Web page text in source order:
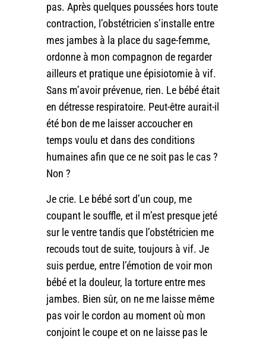
pas. Après quelques poussées hors toute
contraction, l’obstétricien s’installe entre
mes jambes à la place du sage-femme,
ordonne à mon compagnon de regarder
ailleurs et pratique une épisiotomie à vif.
Sans m’avoir prévenue, rien. Le bébé était
en détresse respiratoire. Peut-être aurait-il
été bon de me laisser accoucher en
temps voulu et dans des conditions
humaines afin que ce ne soit pas le cas ?
Non ?
Je crie. Le bébé sort d’un coup, me
coupant le souffle, et il m’est presque jeté
sur le ventre tandis que l’obstétricien me
recouds tout de suite, toujours à vif. Je
suis perdue, entre l’émotion de voir mon
bébé et la douleur, la torture entre mes
jambes. Bien sûr, on ne me laisse même
pas voir le cordon au moment où mon
conjoint le coupe et on ne laisse pas le